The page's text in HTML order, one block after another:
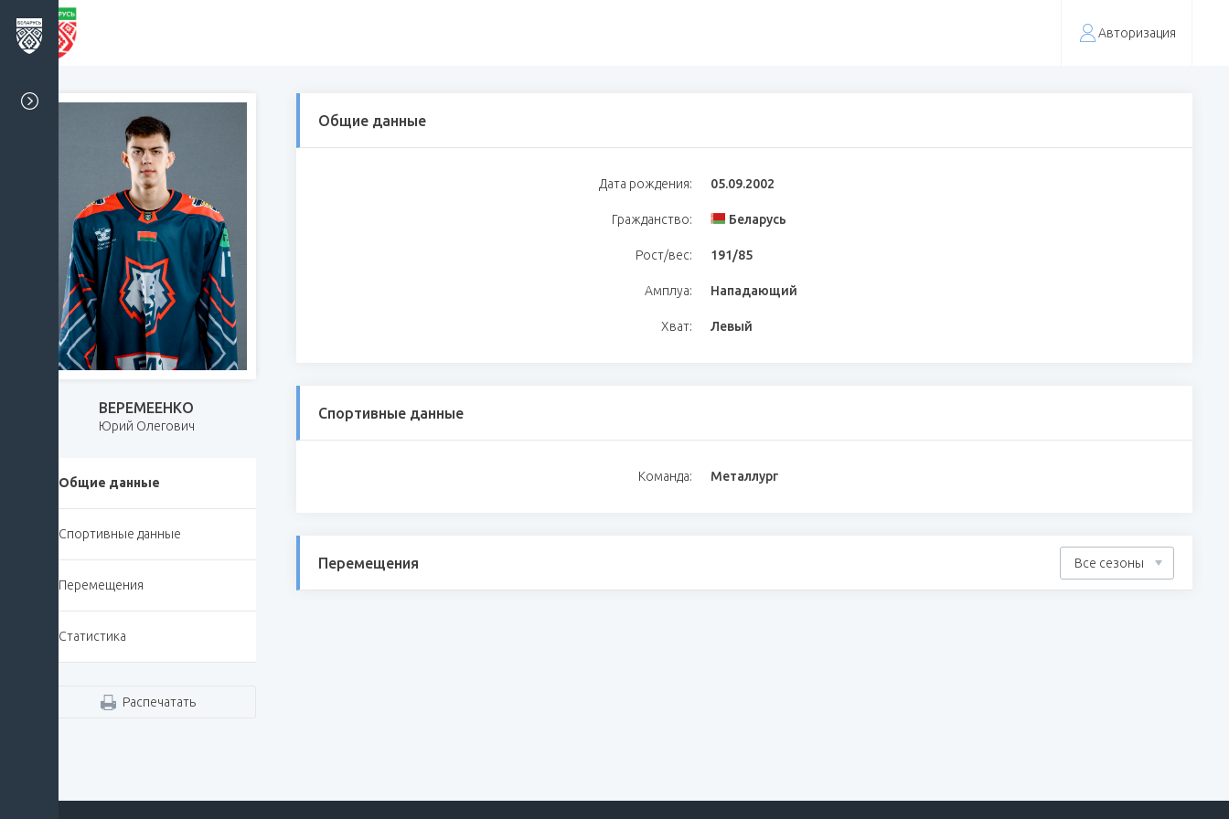
Авторизация
ВЕРЕМЕЕНКО
Юрий Олегович
Общие данные
Спортивные данные
Перемещения
Статистика
Распечатать
Общие данные
Дата рождения: 05.09.2002
Гражданство: Беларусь
Рост/вес: 191/85
Амплуа: Нападающий
Хват: Левый
Спортивные данные
Команда: Металлург
Перемещения Все сезоны